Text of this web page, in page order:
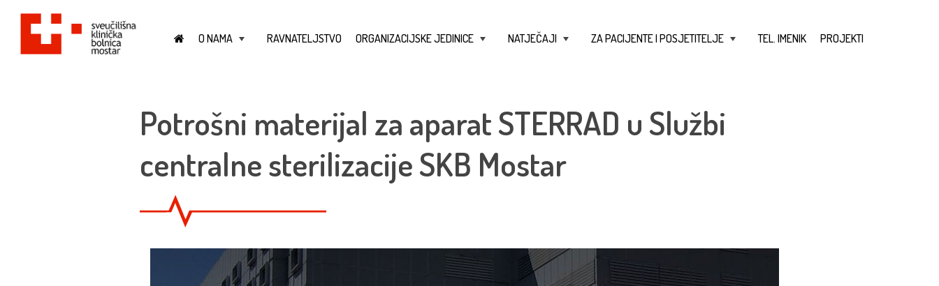
O NAMA RAVNATELJSTVO ORGANIZACIJSKE JEDINICE NATJEČAJI ZA PACIJENTE I POSJETITELJE TEL. IMENIK PROJEKTI
Potrošni materijal za aparat STERRAD u Službi
centralne sterilizacije SKB Mostar